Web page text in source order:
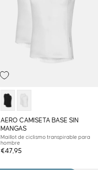
AERO CAMISETA BASE SIN
MANGAS
Maillot de ciclismo transpirable para
hombre
€47,95